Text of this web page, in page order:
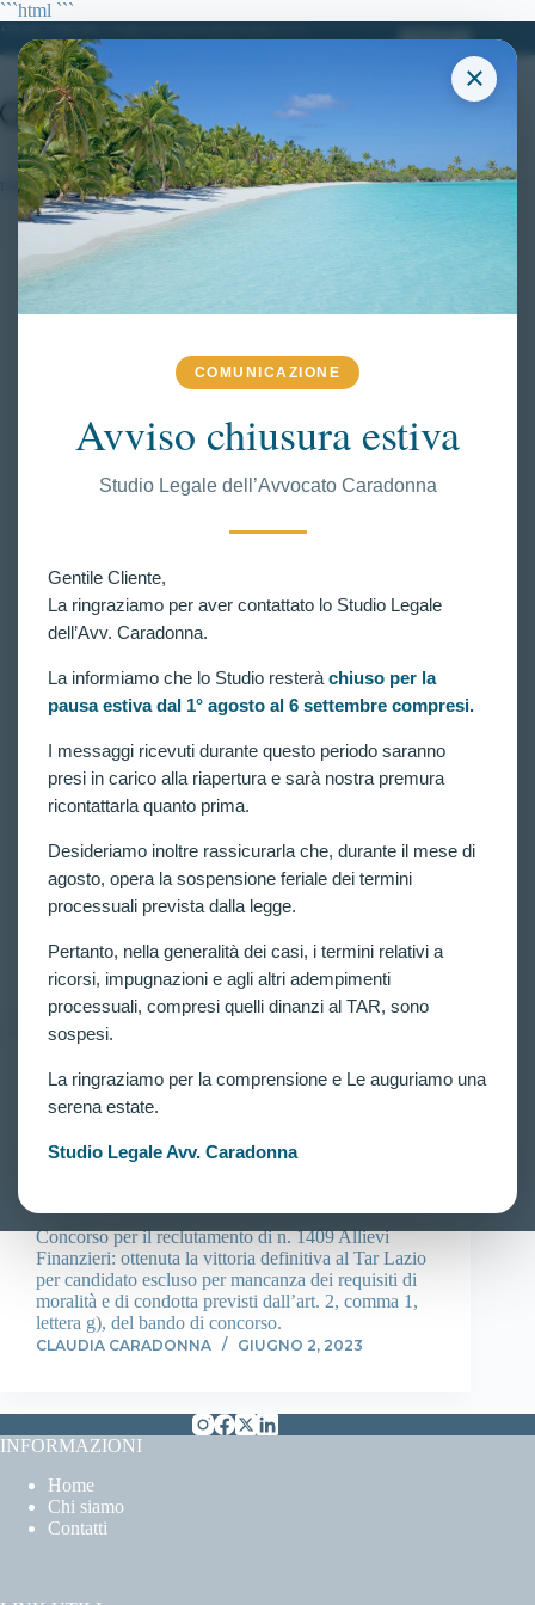
```html
×
COMUNICAZIONE
Avviso chiusura estiva
Studio Legale dell’Avvocato Caradonna
Gentile Cliente,
La ringraziamo per aver contattato lo Studio Legale
dell’Avv. Caradonna.
La informiamo che lo Studio resterà chiuso per la
pausa estiva dal 1° agosto al 6 settembre compresi.
I messaggi ricevuti durante questo periodo saranno
presi in carico alla riapertura e sarà nostra premura
ricontattarla quanto prima.
Desideriamo inoltre rassicurarla che, durante il mese di
agosto, opera la sospensione feriale dei termini
processuali prevista dalla legge.
Pertanto, nella generalità dei casi, i termini relativi a
ricorsi, impugnazioni e agli altri adempimenti
processuali, compresi quelli dinanzi al TAR, sono
sospesi.
La ringraziamo per la comprensione e Le auguriamo una
serena estate.
Studio Legale Avv. Caradonna
```
contenuto
requisiti di moralità e di condotta
Guida sotto l’effetto di alcool ed esclusione dal
concorso 3852 allievi carabinieri per assenza del
requisito della condotta incensurabile. Vittoria al Tar
Lazio!
Concorso per 3852 allievi carabinieri: riammesso
candidato escluso per assenza del requisito della
condotta incensurabile, richiesto dall’art. 635, c. 1,
lett. i), del d.lgs. n. 66 del 2010, a causa di una
CLAUDIA CARADONNA MARZO 19, 2025
VITTORIE CONSEGUITE
Concorso per 1409 Allievi Finanzieri: vittoria
mancanza dei requisiti di moralità e di condotta
Concorso per il reclutamento di n. 1409 Allievi
Finanzieri: ottenuta la vittoria definitiva al Tar Lazio
per candidato escluso per mancanza dei requisiti di
moralità e di condotta previsti dall’art. 2, comma 1,
lettera g), del bando di concorso.
CLAUDIA CARADONNA GIUGNO 2, 2023
INFORMAZIONI
Home
Chi siamo
Contatti